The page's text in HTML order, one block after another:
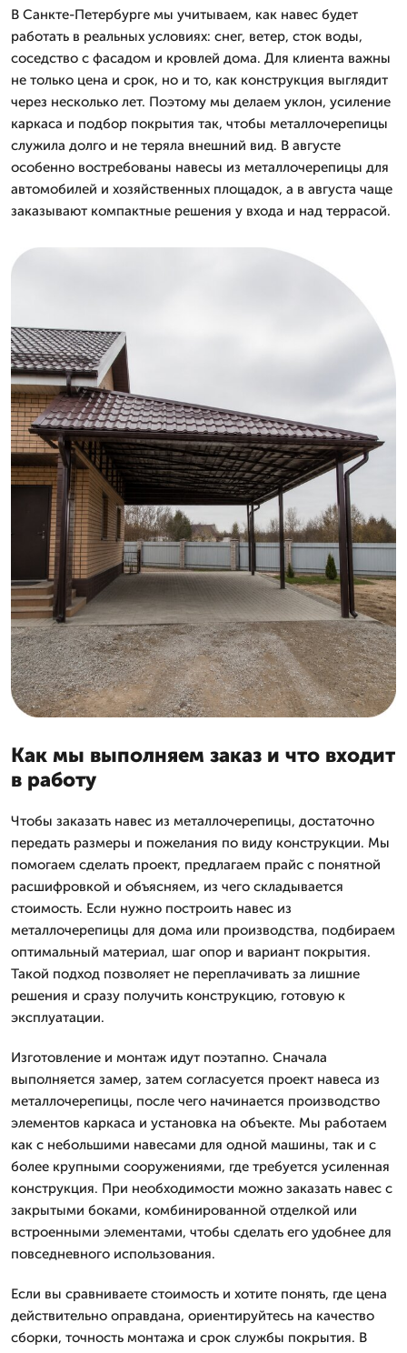
В Санкте-Петербурге мы учитываем, как навес будет
работать в реальных условиях: снег, ветер, сток воды,
соседство с фасадом и кровлей дома. Для клиента важны
не только цена и срок, но и то, как конструкция выглядит
через несколько лет. Поэтому мы делаем уклон, усиление
каркаса и подбор покрытия так, чтобы металлочерепицы
служила долго и не теряла внешний вид. В августе
особенно востребованы навесы из металлочерепицы для
автомобилей и хозяйственных площадок, а в августа чаще
заказывают компактные решения у входа и над террасой.
Как мы выполняем заказ и что входит
в работу
Чтобы заказать навес из металлочерепицы, достаточно
передать размеры и пожелания по виду конструкции. Мы
помогаем сделать проект, предлагаем прайс с понятной
расшифровкой и объясняем, из чего складывается
стоимость. Если нужно построить навес из
металлочерепицы для дома или производства, подбираем
оптимальный материал, шаг опор и вариант покрытия.
Такой подход позволяет не переплачивать за лишние
решения и сразу получить конструкцию, готовую к
эксплуатации.
Изготовление и монтаж идут поэтапно. Сначала
выполняется замер, затем согласуется проект навеса из
металлочерепицы, после чего начинается производство
элементов каркаса и установка на объекте. Мы работаем
как с небольшими навесами для одной машины, так и с
более крупными сооружениями, где требуется усиленная
конструкция. При необходимости можно заказать навес с
закрытыми боками, комбинированной отделкой или
встроенными элементами, чтобы сделать его удобнее для
повседневного использования.
Если вы сравниваете стоимость и хотите понять, где цена
действительно оправдана, ориентируйтесь на качество
сборки, точность монтажа и срок службы покрытия. В